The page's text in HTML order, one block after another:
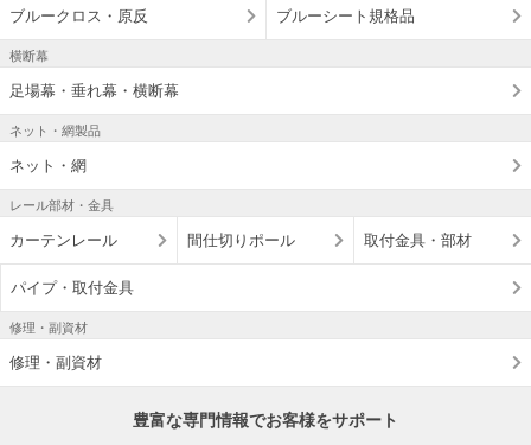
ブルークロス・原反 ブルーシート規格品
横断幕
足場幕・垂れ幕・横断幕
ネット・網製品
ネット・網
レール部材・金具
カーテンレール 間仕切りポール 取付金具・部材
パイプ・取付金具
修理・副資材
修理・副資材
豊富な専門情報でお客様をサポート